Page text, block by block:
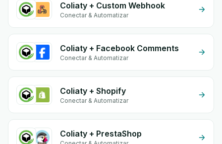
Coliaty + Custom Webhook
Conectar & Automatizar
Coliaty + Facebook Comments
Conectar & Automatizar
Coliaty + Shopify
Conectar & Automatizar
Coliaty + PrestaShop